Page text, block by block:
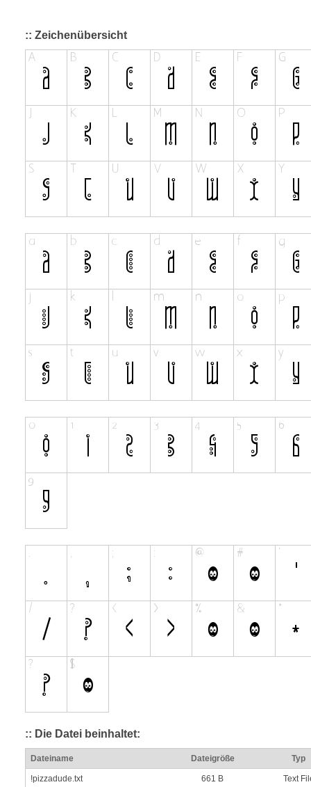
:: Zeichenübersicht
:: Die Datei beinhaltet:
Dateiname Dateigröße Typ
!pizzadude.txt 661 B Text